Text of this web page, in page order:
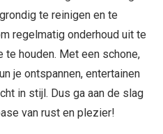
te reinigen en te
regelmatig onderhoud uit te
houden. Met een schone,
je ontspannen, entertainen
in stijl. Dus ga aan de slag
van rust en plezier!